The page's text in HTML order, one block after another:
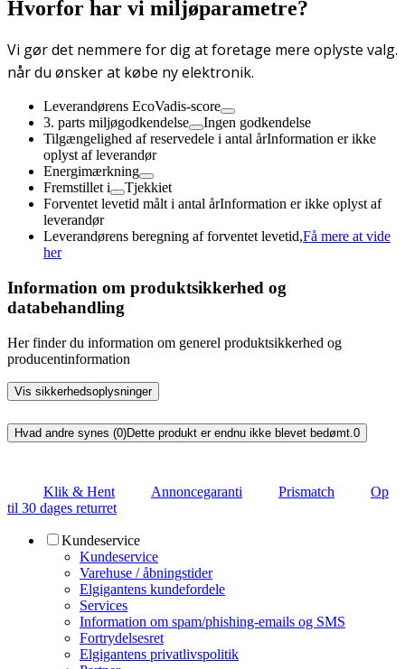
Hvorfor har vi miljøparametre?
Vi gør det nemmere for dig at foretage mere oplyste valg.
når du ønsker at købe ny elektronik.
Leverandørens EcoVadis-score
3. parts miljøgodkendelse
Ingen godkendelse
Tilgængelighed af reservedele i antal årInformation er ikke
oplyst af leverandør
Energimærkning
Fremstillet i
Tjekkiet
Forventet levetid målt i antal årInformation er ikke oplyst af
leverandør
Leverandørens beregning af forventet levetid,Få mere at vide
her
Information om produktsikkerhed og
databehandling
Her finder du information om generel produktsikkerhed og
producentinformation
Vis sikkerhedsoplysninger
Hvad andre synes (0)Dette produkt er endnu ikke blevet bedømt.0
Klik & Hent Annoncegaranti Prismatch
Op
til 30 dages returret
Kundeservice
Kundeservice
Varehuse / åbningstider
Elgigantens kundefordele
Services
Information om spam/phishing-emails og SMS
Fortrydelsesret
Elgigantens privatlivspolitik